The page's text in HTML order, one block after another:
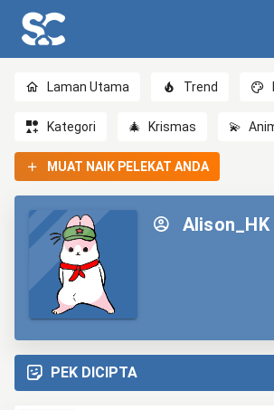
Laman Utama Trend
Kategori 🎄 Krismas 💫
MUAT NAIK PELEKAT ANDA
Alison_HK
PEK DICIPTA